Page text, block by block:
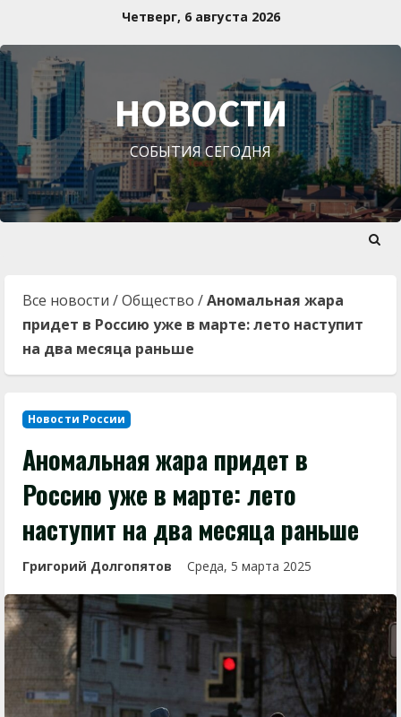
содержимому
Четверг, 6 августа 2026
НОВОСТИ
СОБЫТИЯ СЕГОДНЯ
Все новости /Общество /Аномальная жара
придет в Россию уже в марте: лето наступит
на два месяца раньше
Новости России
Аномальная жара придет в
Россию уже в марте: лето
наступит на два месяца раньше
Григорий Долгопятов Среда, 5 марта 2025